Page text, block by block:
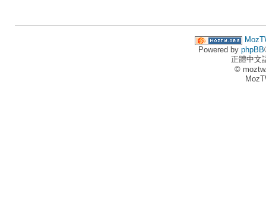
Powered by phpBB
正體中文
©